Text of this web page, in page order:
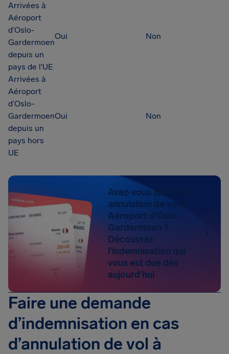
Arrivées à
Aéroport
d’Oslo-
Gardermoen
depuis un
pays de l'UE
Oui Non
Arrivées à
Aéroport
d’Oslo-
Gardermoen
depuis un
pays hors
UE
Oui Non
Avez-vous subi une
annulation de vol à
Aéroport d’Oslo-
Gardermoen ?
Découvrez
l’indemnisation qui
vous est due dès
aujourd’hui
Faire une demande
d’indemnisation en cas
d’annulation de vol à